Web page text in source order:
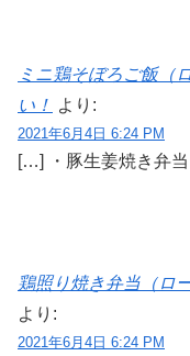
ミニ鶏そぼろご飯（
い！ より:
2021年6月4日 6:24 PM
[…] ・豚生姜焼き弁
鶏照り焼き弁当（ロ
より:
2021年6月4日 6:24 PM